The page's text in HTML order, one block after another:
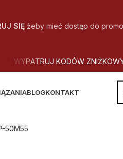
SIĘżeby mieć dostęp do
BLOGKONTAKT
50M55